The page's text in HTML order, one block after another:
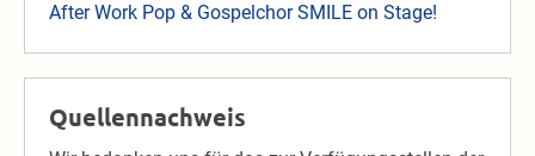
After Work Pop & Gospelchor SMILE on Stage!
Quellennachweis